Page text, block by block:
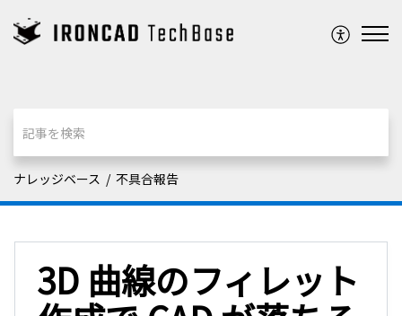
ナレッジベース 不具合報告
3D 曲線のフィレット